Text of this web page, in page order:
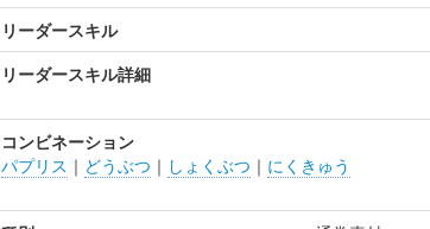
リーダースキル
リーダースキル詳細
コンビネーション
パプリス ｜ どうぶつ ｜ しょくぶつ ｜ にくきゅう